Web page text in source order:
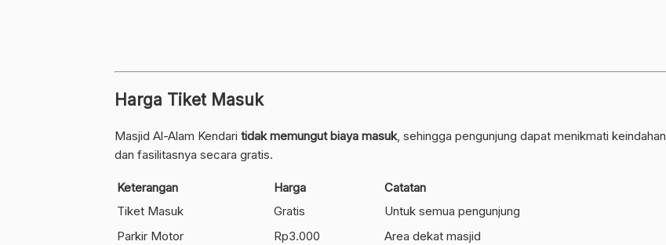
Harga Tiket Masuk
Masjid Al-Alam Kendari tidak memungut biaya masuk, sehingga pengunjung dapat menikmati keindahan
dan fasilitasnya secara gratis.
Keterangan Harga
Catatan
Tiket Masuk
Gratis
Untuk semua pengunjung
Parkir Motor
Rp3.000
Area dekat masjid